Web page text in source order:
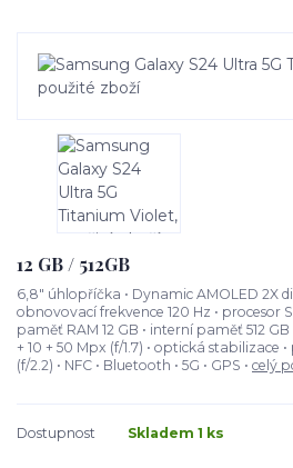
12 GB / 512GB
6,8" úhlopříčka • Dynamic AMOLED 2X
obnovovací frekvence 120 Hz • procesor
paměť RAM 12 GB • interní paměť 512
+ 10 + 50 Mpx (f/1.7) • optická stabilizace
(f/2.2) • NFC • Bluetooth • 5G • GPS • celý
Dostupnost Skladem 1 ks